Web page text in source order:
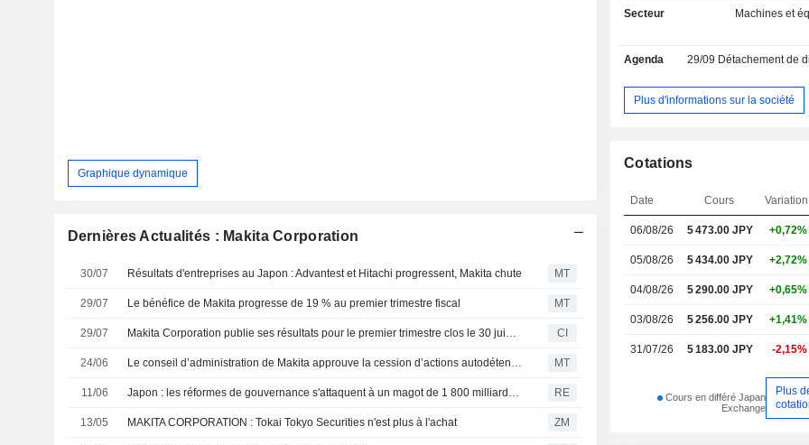
Graphique dynamique
Dernières Actualités : Makita Corporation
30/07 Résultats d'entreprises au Japon : Advantest et Hitachi progressent, Makita chute MT
29/07 Le bénéfice de Makita progresse de 19 % au premier trimestre fiscal MT
29/07 Makita Corporation publie ses résultats pour le premier trimestre clos le 30 juin 2026 CI
24/06 Le conseil d’administration de Makita approuve la cession d’actions autodétenues dans le cadre d’un plan de rémunération en actions MT
11/06 Japon : les réformes de gouvernance s'attaquent à un magot de 1 800 milliards de dollars RE
13/05 MAKITA CORPORATION : Tokai Tokyo Securities n'est plus à l'achat ZM
produits de série d'outils
pression, des produits de
d'enclenchement sans fil et des
Secteur
Machines et
Agenda 29/09 Détachement de
Plus d'informations sur la société
Cotations
Date Cours Variation
06/08/26 5 473.00JPY +0,72%
05/08/26 5 434.00 JPY +2,72%
04/08/26 5 290.00 JPY +0,65%
03/08/26 5 256.00 JPY +1,41%
31/07/26 5 183.00 JPY -2,15%
Cours en différé Japan
Exchange
Plus